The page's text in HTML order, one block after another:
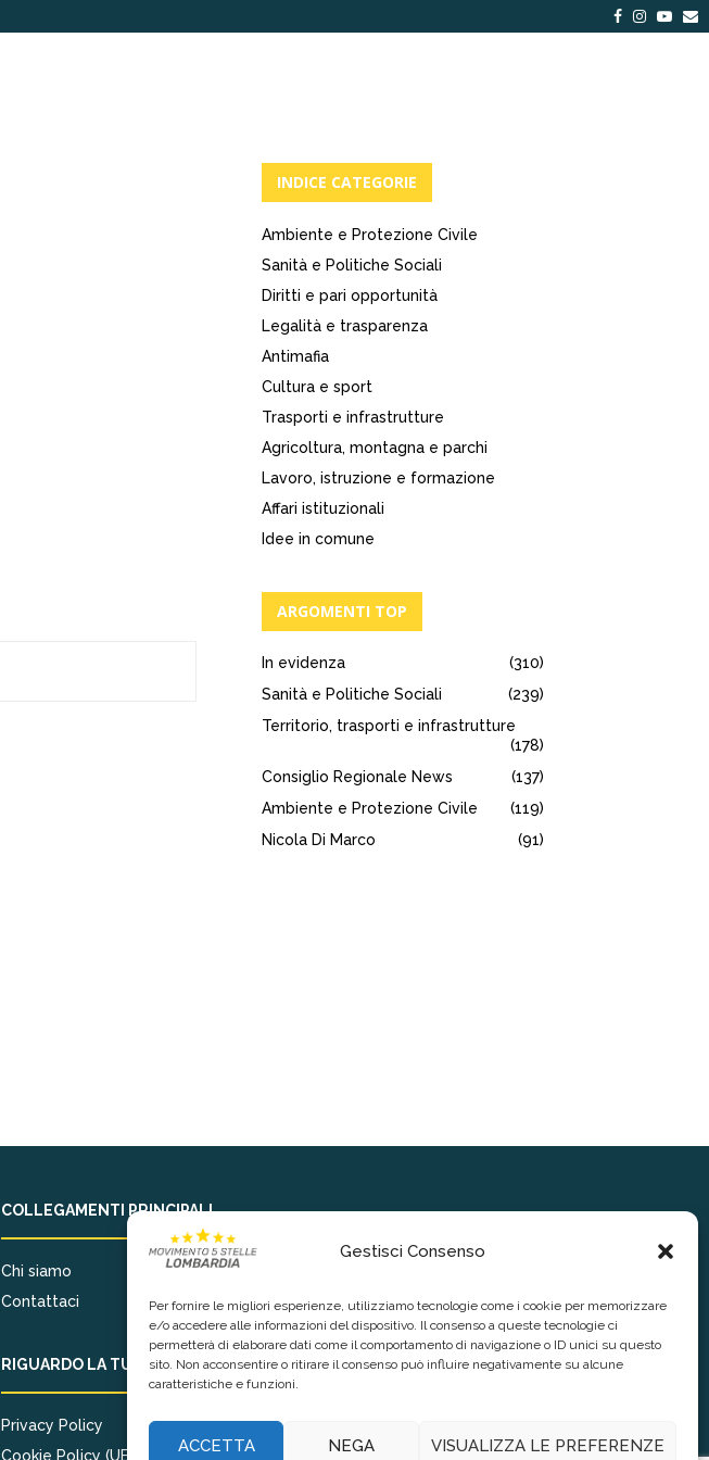
Gestisci Consenso
Per fornire le migliori esperienze, utilizziamo tecnologie come i cookie per memorizzare
e/o accedere alle informazioni del dispositivo. Il consenso a queste tecnologie ci
permetterà di elaborare dati come il comportamento di navigazione o ID unici su questo
sito. Non acconsentire o ritirare il consenso può influire negativamente su alcune
caratteristiche e funzioni.
ACCETTA NEGA VISUALIZZA LE PREFERENZE
Facebook
INDICE CATEGORIE
Ambiente e Protezione Civile
Sanità e Politiche Sociali
Diritti e pari opportunità
Legalità e trasparenza
Antimafia
Cultura e sport
Trasporti e infrastrutture
Agricoltura, montagna e parchi
Lavoro, istruzione e formazione
Affari istituzionali
Idee in comune
ARGOMENTI TOP
In evidenza
(310)
Sanità e Politiche Sociali
(239)
Territorio, trasporti e infrastrutture
(178)
Consiglio Regionale News
(137)
Ambiente e Protezione Civile
(119)
Nicola Di Marco
(91)
COLLEGAMENTI PRINCIPALI
Chi siamo
Contattaci
RIGUARDO LA TUA PRIVACY
Privacy Policy
Cookie Policy (UE)